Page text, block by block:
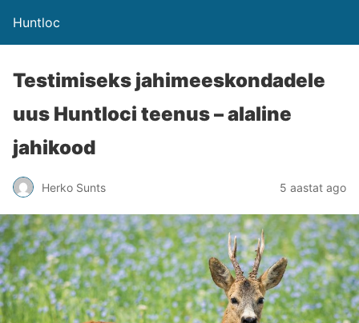
Huntloc
Testimiseks jahimeeskondadele
uus Huntloci teenus – alaline
jahikood
Herko Sunts 5 aastat ago